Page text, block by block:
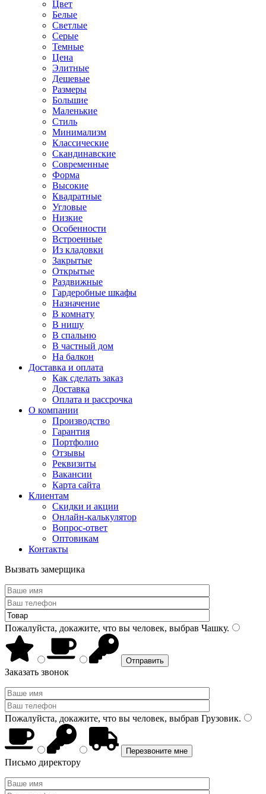
Цвет
Белые
Светлые
Серые
Темные
Цена
Элитные
Дешевые
Размеры
Большие
Маленькие
Стиль
Минимализм
Классические
Скандинавские
Современные
Форма
Высокие
Квадратные
Угловые
Низкие
Особенности
Встроенные
Из кладовки
Закрытые
Открытые
Раздвижные
Гардеробные шкафы
Назначение
В комнату
В нишу
В спальню
В частный дом
На балкон
Доставка и оплата
Как сделать заказ
Доставка
Оплата и рассрочка
О компании
Производство
Гарантия
Портфолио
Отзывы
Реквизиты
Вакансии
Карта сайта
Клиентам
Скидки и акции
Онлайн-калькулятор
Вопрос-ответ
Оптовикам
Контакты
Вызвать замерщика
Пожалуйста, докажите, что вы человек, выбрав Чашку.
Заказать звонок
Пожалуйста, докажите, что вы человек, выбрав Грузовик.
Письмо директору